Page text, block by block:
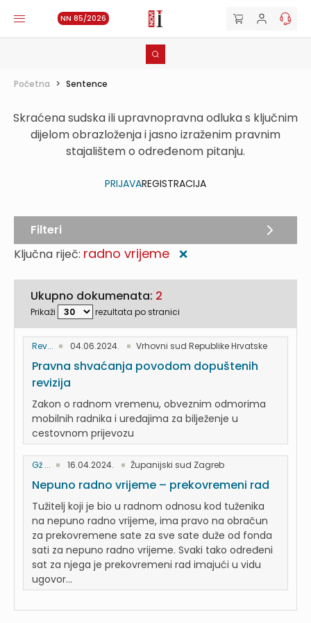
NN 85/2026
Početna > Sentence
Skraćena sudska ili upravnopravna odluka s ključnim
dijelom obrazloženja i jasno izraženim pravnim
stajalištem o određenom pitanju.
PRIJAVAREGISTRACIJA
Ključna riječ: radno vrijeme ❌
Ukupno dokumenata: 2
Prikaži rezultata po stranici
Rev... 04.06.2024. Vrhovni sud Republike Hrvatske
Pravna shvaćanja povodom dopuštenih
revizija
Zakon o radnom vremenu, obveznim odmorima
mobilnih radnika i uređajima za bilježenje u
cestovnom prijevozu
Gž ... 16.04.2024. Županijski sud Zagreb
Nepuno radno vrijeme – prekovremeni rad
Tužitelj koji je bio u radnom odnosu kod tuženika
na nepuno radno vrijeme, ima pravo na obračun
za prekovremene sate za sve sate duže od fonda
sati za nepuno radno vrijeme. Svaki tako određeni
sat za njega je prekovremeni rad imajući u vidu
ugovor...
Filteri